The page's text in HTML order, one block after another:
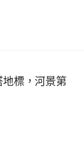
標，河景第